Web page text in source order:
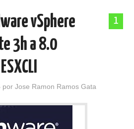
1
vSphere
3h a 8.0
porJose Ramon Ramos Gata